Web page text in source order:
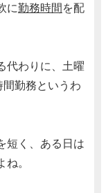
に勤務時間を配
代わりに、土曜
勤務というわ
短く、ある日は
。